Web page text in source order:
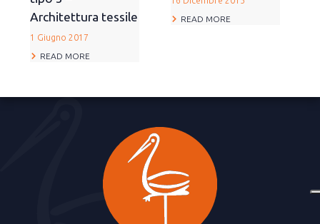
Architettura tessile
1 Giugno 2017
READ MORE
READ MORE